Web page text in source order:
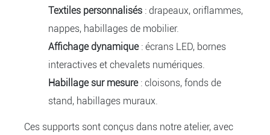
Textiles personnalisés : drapeaux, oriflammes,
nappes, habillages de mobilier.
Affichage dynamique: écrans LED, bornes
interactives et chevalets numériques.
Habillage sur mesure: cloisons, fonds de
stand, habillages muraux.
Ces supports sont conçus dans notre atelier, avec